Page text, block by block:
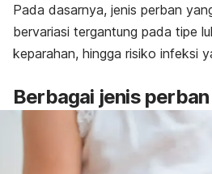
Pada dasarnya, jenis perban
bervariasi tergantung pada tipe
keparahan, hingga risiko infeksi
Berbagai jenis